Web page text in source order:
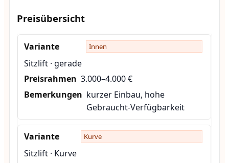
Preisübersicht
Innen
Sitzlift · gerade
3.000–4.000 €
kurzer Einbau, hohe
Gebraucht-Verfügbarkeit
Kurve
Sitzlift · Kurve